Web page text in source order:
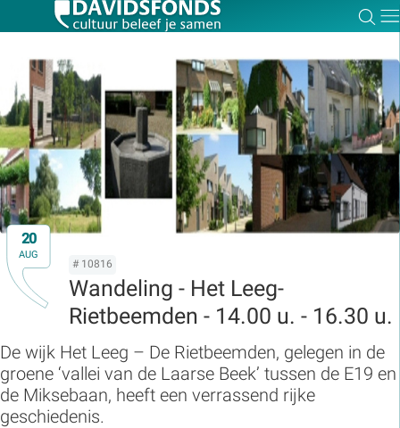
20
AUG
# 10816
Wandeling - Het Leeg-
Rietbeemden - 14.00 u. - 16.30 u.
De wijk Het Leeg – De Rietbeemden, gelegen in de
groene ‘vallei van de Laarse Beek’ tussen de E19 en
de Miksebaan, heeft een verrassend rijke
geschiedenis.
Zoek:
Zoeken